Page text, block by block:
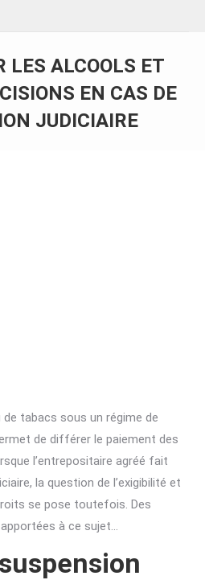
LES ALCOOLS ET
EN CAS DE
JUDICIAIRE
tabacs sous un régime de
de différer le paiement des
l’entrepositaire agréé fait
la question de l’exigibilité et
se pose toutefois. Des
à ce sujet…